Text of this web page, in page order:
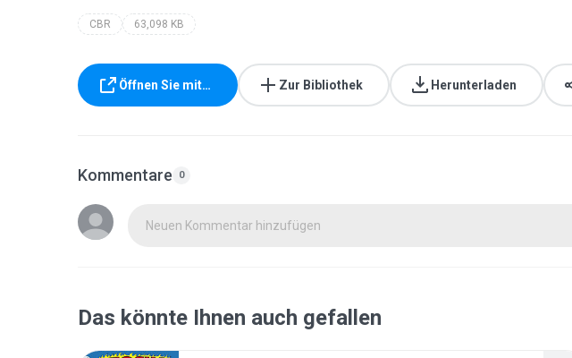
CBR 63,098 KB
Öffnen Sie mit… Zur Bibliothek Herunterladen
Kommentare 0
Neuen Kommentar hinzufügen
Das könnte Ihnen auch gefallen